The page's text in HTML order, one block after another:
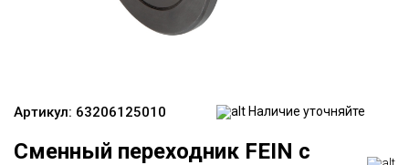
Артикул: 63206125010 Наличие уточняйте
Сменный переходник FEIN с